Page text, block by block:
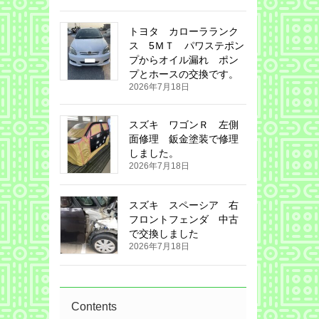
トヨタ カローラランク
ス 5ＭＴ パワステポン
プからオイル漏れ ポン
プとホースの交換です。
2026年7月18日
スズキ ワゴンＲ 左側
面修理 鈑金塗装で修理
しました。
2026年7月18日
スズキ スペーシア 右
フロントフェンダ 中古
で交換しました
2026年7月18日
Contents